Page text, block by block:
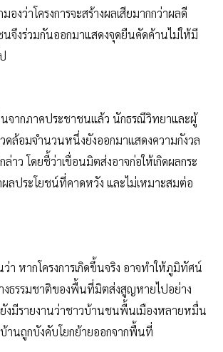
องว่าโครงการจะสร้างผลเสียมากกว่าผลดี
นจึงร่วมกันออกมาแสดงจุดยืนคัดค้านไม่ให้มี
นจากภาคประชาชนแล้ว นักธรณีวิทยาและผู้
ดล้อมจำนวนหนึ่งยังออกมาแสดงความกังวล
ล่าว โดยชี้ว่าเขื่อนมิตส่งอาจก่อให้เกิดผลกระ
ลประโยชน์ที่คาดหวัง และไม่เหมาะสมต่อ
า หากโครงการเกิดขึ้นจริง อาจทำให้ภูมิทัศน์
งธรรมชาติของพื้นที่มิตส่งสูญหายไปอย่าง
งมีรายงานว่าชาวบ้านชนพื้นเมืองหลายหมื่น
านถูกบังคับโยกย้ายออกจากพื้นที่